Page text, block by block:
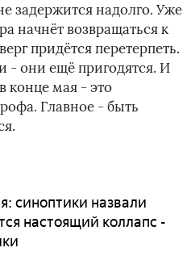
задержится надолго. Уже
начнёт возвращаться к
придётся перетерпеть.
- они ещё пригодятся. И
конце мая - это
Главное - быть
синоптики назвали
настоящий коллапс -